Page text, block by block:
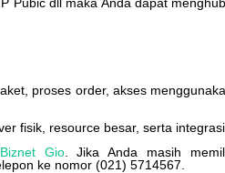
proses order, akses
fisik resource besar, serta integrasi
Biznet Gio. Jika Anda masih
ke nomor (021) 5714567